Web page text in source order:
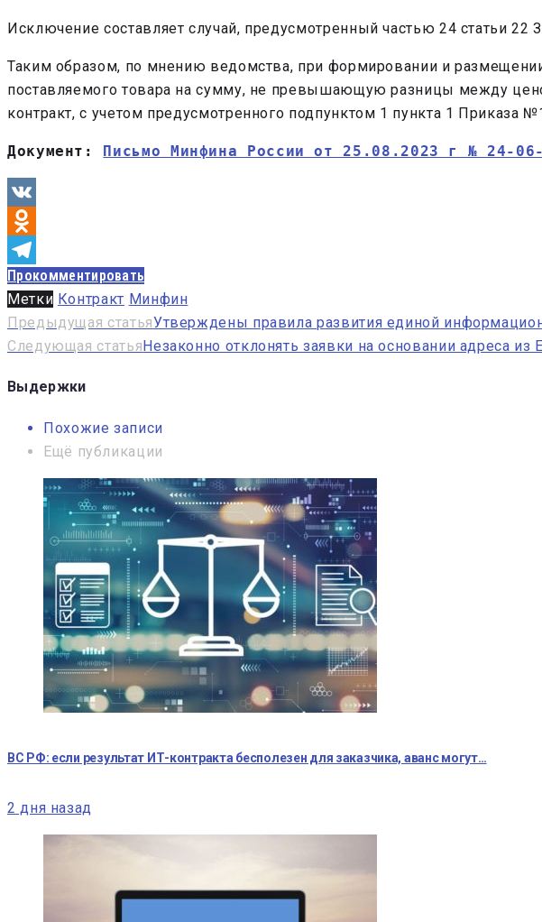
Исключение составляет случай, предусмотренный частью 24 статьи 22
Таким образом, по мнению ведомства, при формировании и
поставляемого товара на сумму, не превышающую разницы между
контракт, с учетом предусмотренного подпунктом 1 пункта 1 Приказа
Документ: Письмо Минфина России от 25.08.2023 г № 24-
VK
Odnoklassniki
Telegram
Прокомментировать
Метки Контракт Минфин
Навигация
по
записям
Предыдущая статьяУтверждены правила развития единой
Следующая статьяНезаконно отклонять заявки на основании адреса
Выдержки
Похожие записи
Ещё публикации
ВС РФ: если результат ИТ-контракта бесполезен для заказчика, аванс могут…
2 дня назад